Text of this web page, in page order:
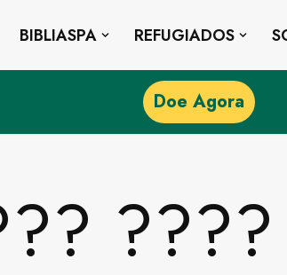
BIBLIASPA REFUGIADOS
Doe Agora
????